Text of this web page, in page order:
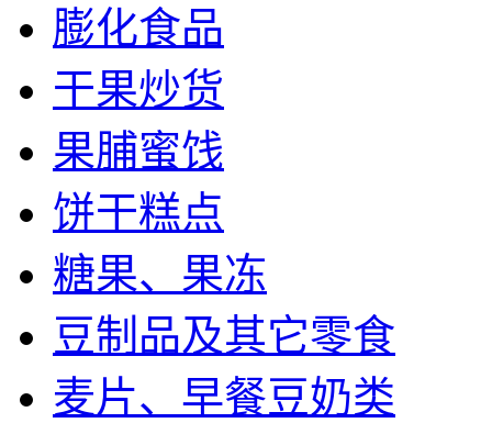
膨化食品
干果炒货
果脯蜜饯
饼干糕点
糖果、果冻
豆制品及其它零食
麦片、早餐豆奶类